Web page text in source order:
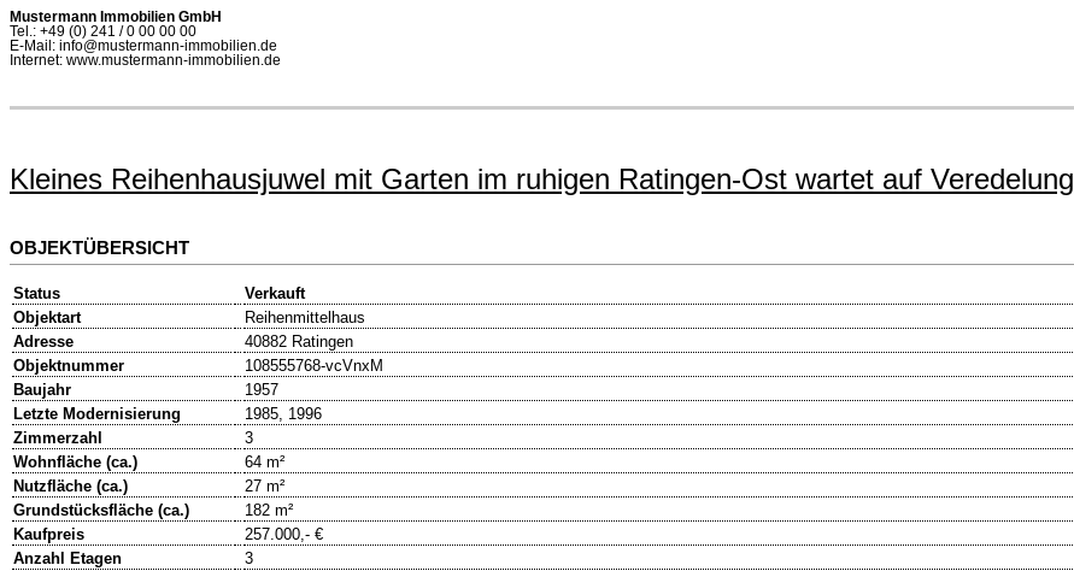
Mustermann Immobilien GmbH
Tel.: +49 (0) 241 / 0 00 00 00
E-Mail: info@mustermann-immobilien.de
Internet: www.mustermann-immobilien.de
Kleines Reihenhausjuwel mit Garten im ruhigen Ratingen-Ost wartet auf Veredelung
OBJEKTÜBERSICHT
Status
Verkauft
Objektart
Reihenmittelhaus
Adresse
40882 Ratingen
Objektnummer
108555768-vcVnxM
Baujahr
1957
Letzte Modernisierung
1985, 1996
Zimmerzahl
3
Wohnfläche (ca.)
64 m²
Nutzfläche (ca.)
27 m²
Grundstücksfläche (ca.)
182 m²
Kaufpreis
257.000,- €
Anzahl Etagen
3